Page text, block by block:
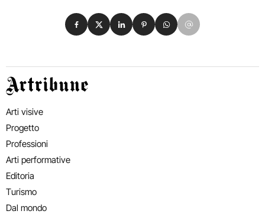
Condividi su Facebook
Condividi su X
Condividi su LinkedIn
Condividi su Pinterest
Condividi su WhatsApp
Condividi su Email
Artribune
Arti visive
Progetto
Professioni
Arti performative
Editoria
Turismo
Dal mondo